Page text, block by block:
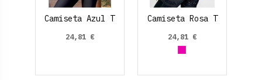
Camiseta Azul T
24,81 €
Camiseta Rosa T
24,81 €
Fucsia